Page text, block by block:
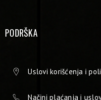
PODRŠKA
Uslovi korišćenja i
Načini plaćanja i